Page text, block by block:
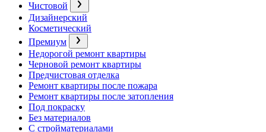
Чистовой
Дизайнерский
Косметический
Премиум
Недорогой ремонт квартиры
Черновой ремонт квартиры
Предчистовая отделка
Ремонт квартиры после пожара
Ремонт квартиры после затопления
Под покраску
Без материалов
С стройматериалами